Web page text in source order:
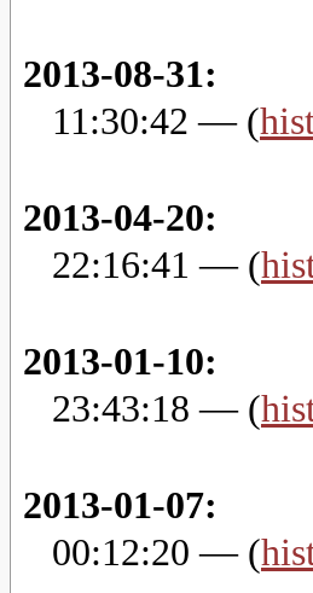
2013-08-31:
11:30:42 — (
2013-04-20:
22:16:41 — (
2013-01-10:
23:43:18 — (
2013-01-07:
00:12:20 — (